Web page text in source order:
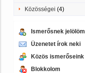
Közösségei (4)
Ismerősnek jelölöm
Üzenetet írok neki
Közös ismerőseink
Blokkolom